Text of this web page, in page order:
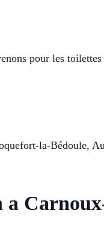
pour les
la-Bédoule,
a